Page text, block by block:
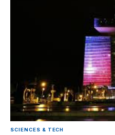
SCIENCES & TECH